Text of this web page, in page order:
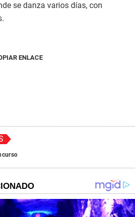
se danza varios días, con
ENLACE